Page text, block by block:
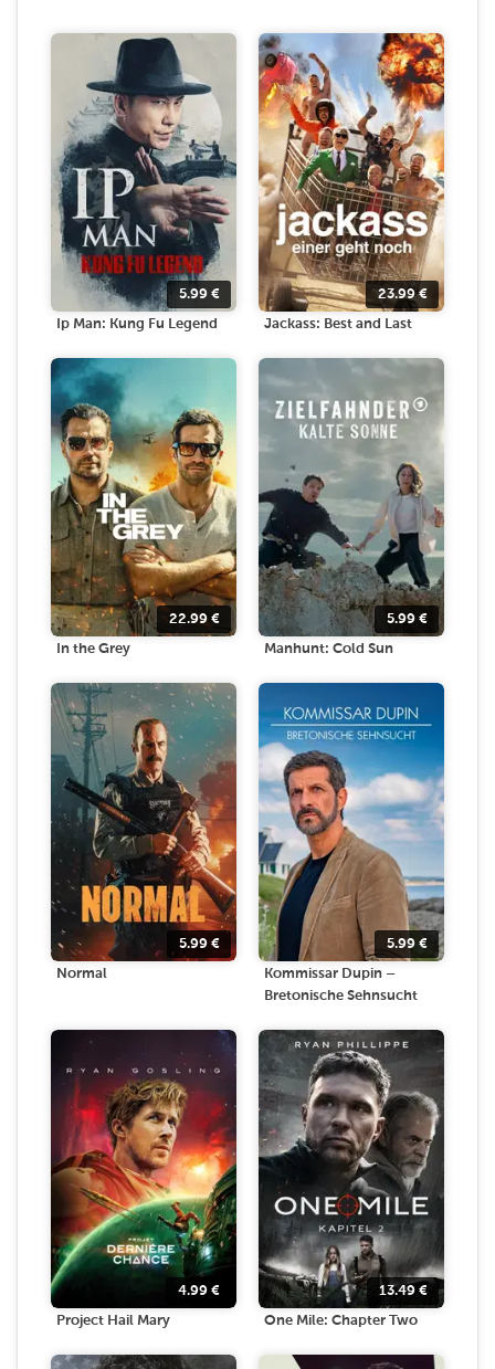
5.99 €
Ip Man: Kung Fu Legend
23.99€
Jackass: Best and Last
22.99 €
In the Grey
5.99 €
Manhunt: Cold Sun
5.99 €
Normal
5.99 €
Kommissar Dupin –
Bretonische Sehnsucht
4.99 €
Project Hail Mary
13.49 €
One Mile: Chapter Two